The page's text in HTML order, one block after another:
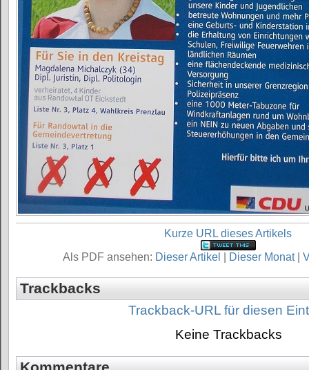
Kurze URL dieses Artikels
Als PDF ansehen: Dieser Artikel | Dieser Monat|
Trackbacks
Trackback-URL für diesen
Keine Trackbacks